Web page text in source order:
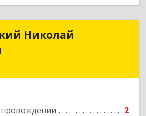
Николай
2
Зеновский Николай
Подробнее